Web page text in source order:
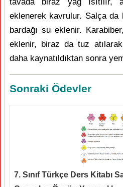
eklenerek kavrulur. Salça
bardağı su eklenir.
eklenir, biraz da tuz atılarak
daha kaynatıldıktan sonra
Sonraki Ödevler
7. Sınıf Türkçe Ders Kitabı